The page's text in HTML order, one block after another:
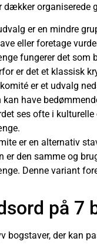
dækker organiserede
er en mindre
eller foretage
fungerer det som
er det et klassisk
er et udvalg
have
ses ofte i
er en alternativ
er den samme og
Denne variant
på 7
bogstaver, der kan